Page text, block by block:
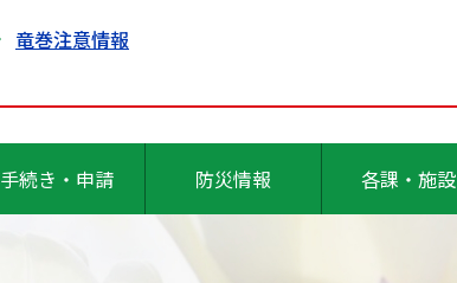
竜巻注意情報
手続き・申請 防災情報 各課・施設